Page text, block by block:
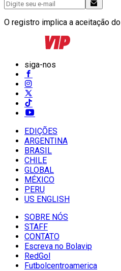
O registro implica a aceitação do
siga-nos
EDIÇÕES
ARGENTINA
BRASIL
CHILE
GLOBAL
MÉXICO
PERU
US ENGLISH
SOBRE NÓS
STAFF
CONTATO
Escreva no Bolavip
RedGol
Futbolcentroamerica